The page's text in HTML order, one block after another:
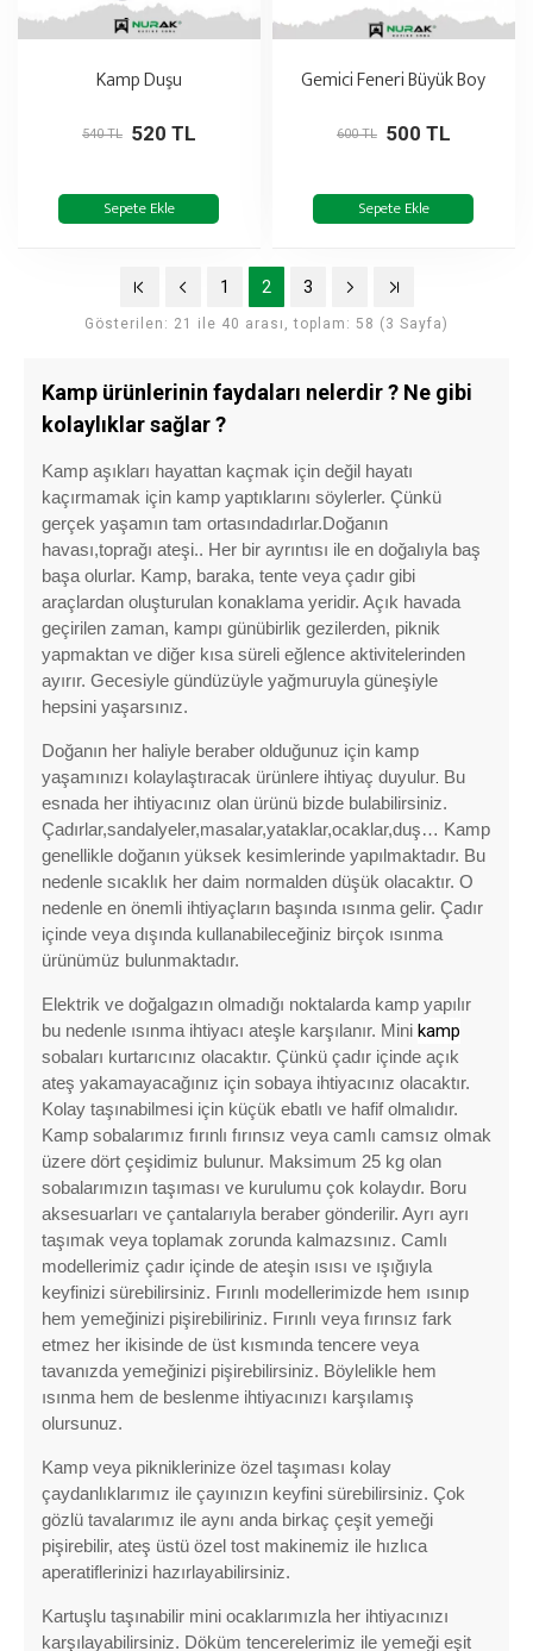
Kamp ürünlerinin faydaları nelerdir ? Ne gibi
kolaylıklar sağlar ?
Kamp aşıkları hayattan kaçmak için değil hayatı
kaçırmamak için kamp yaptıklarını söylerler. Çünkü
gerçek yaşamın tam ortasındadırlar.Doğanın
havası,toprağı ateşi.. Her bir ayrıntısı ile en doğalıyla baş
başa olurlar. Kamp, baraka, tente veya çadır gibi
araçlardan oluşturulan konaklama yeridir. Açık havada
geçirilen zaman, kampı günübirlik gezilerden, piknik
yapmaktan ve diğer kısa süreli eğlence aktivitelerinden
ayırır. Gecesiyle gündüzüyle yağmuruyla güneşiyle
hepsini yaşarsınız.
Doğanın her haliyle beraber olduğunuz için kamp
yaşamınızı kolaylaştıracak ürünlere ihtiyaç duyulur. Bu
esnada her ihtiyacınız olan ürünü bizde bulabilirsiniz.
Çadırlar,sandalyeler,masalar,yataklar,ocaklar,duş… Kamp
genellikle doğanın yüksek kesimlerinde yapılmaktadır. Bu
nedenle sıcaklık her daim normalden düşük olacaktır. O
nedenle en önemli ihtiyaçların başında ısınma gelir. Çadır
içinde veya dışında kullanabileceğiniz birçok ısınma
ürünümüz bulunmaktadır.
Elektrik ve doğalgazın olmadığı noktalarda kamp yapılır
bu nedenle ısınma ihtiyacı ateşle karşılanır. Mini kamp
sobaları kurtarıcınız olacaktır. Çünkü çadır içinde açık
ateş yakamayacağınız için sobaya ihtiyacınız olacaktır.
Kolay taşınabilmesi için küçük ebatlı ve hafif olmalıdır.
Kamp sobalarımız fırınlı fırınsız veya camlı camsız olmak
üzere dört çeşidimiz bulunur. Maksimum 25 kg olan
sobalarımızın taşıması ve kurulumu çok kolaydır. Boru
aksesuarları ve çantalarıyla beraber gönderilir. Ayrı ayrı
taşımak veya toplamak zorunda kalmazsınız. Camlı
modellerimiz çadır içinde de ateşin ısısı ve ışığıyla
keyfinizi sürebilirsiniz. Fırınlı modellerimizde hem ısınıp
hem yemeğinizi pişirebiliriniz. Fırınlı veya fırınsız fark
etmez her ikisinde de üst kısmında tencere veya
tavanızda yemeğinizi pişirebilirsiniz. Böylelikle hem
ısınma hem de beslenme ihtiyacınızı karşılamış
olursunuz.
Kamp veya pikniklerinize özel taşıması kolay
çaydanlıklarımız ile çayınızın keyfini sürebilirsiniz. Çok
gözlü tavalarımız ile aynı anda birkaç çeşit yemeği
pişirebilir, ateş üstü özel tost makinemiz ile hızlıca
aperatiflerinizi hazırlayabilirsiniz.
Kartuşlu taşınabilir mini ocaklarımızla her ihtiyacınızı
karşılayabilirsiniz. Döküm tencerelerimiz ile yemeği eşit
Kamp Duşu
520 TL
540 TL
Sepete Ekle
Gemici Feneri Büyük Boy
500 TL
600 TL
Sepete Ekle
1 2 3
Gösterilen: 21 ile 40 arası, toplam: 58 (3 Sayfa)